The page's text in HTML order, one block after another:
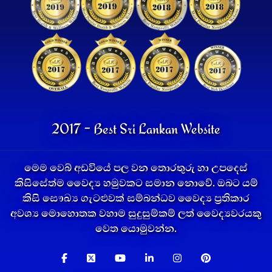
2017 - Best Sri Lankan Website
මෙම වෙබ් අඩවියේ පල වන තොරතුරු හා උපදෙස්
කිසිසේත්ම වෛද්‍ය හමුවකට සමාන නොවේ. ඔබට යම්
කිසි සෞඛ්‍ය ගැටළුවක් සම්බන්ධව වෛද්‍ය ප්‍රතිකාර
අවශ්‍ය මොහොතක වහාම සුදුසුම්කම් ලත් වෛද්‍යවරයකු
වෙත යොමුවන්න.